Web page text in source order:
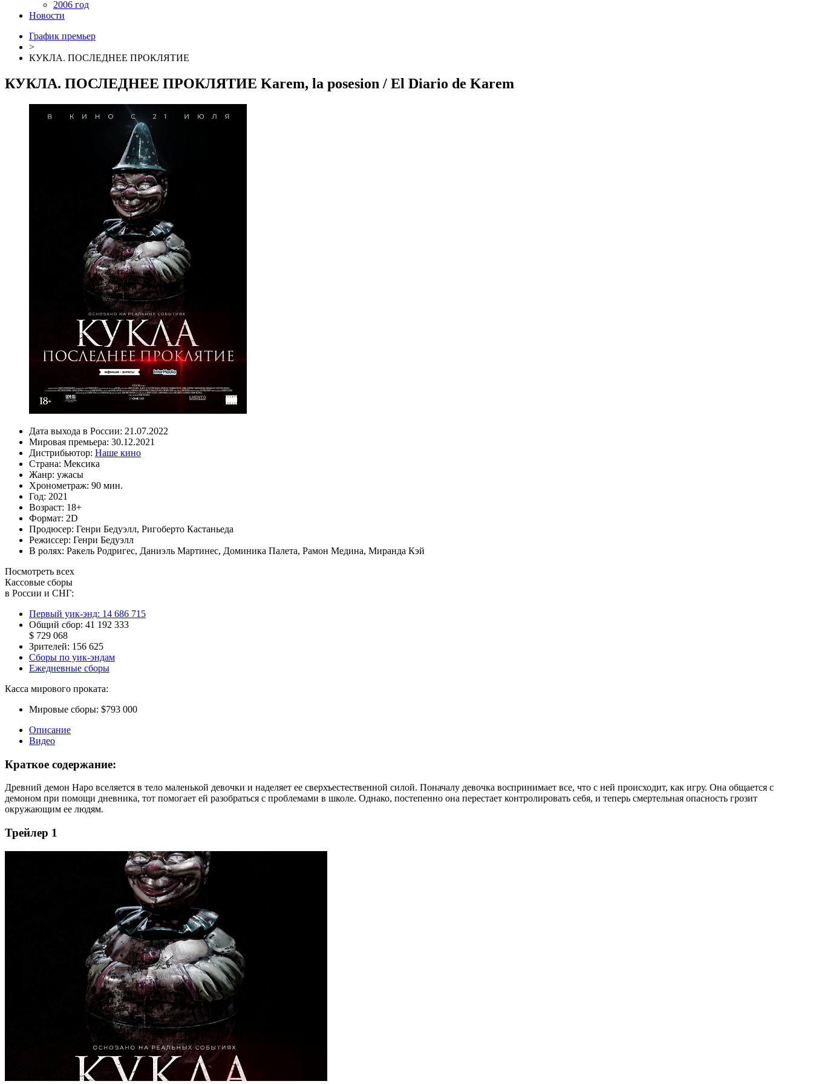
2006 год
Новости
График премьер
>
КУКЛА. ПОСЛЕДНЕЕ ПРОКЛЯТИЕ
КУКЛА. ПОСЛЕДНЕЕ ПРОКЛЯТИЕ Karem, la posesion / El Diario de Karem
Дата выхода в России: 21.07.2022
Мировая премьера: 30.12.2021
Дистрибьютор: Наше кино
Страна: Мексика
Жанр: ужасы
Хронометраж: 90 мин.
Год: 2021
Возраст: 18+
Формат: 2D
Продюсер: Генри Бедуэлл, Ригоберто Кастаньеда
Режиссер: Генри Бедуэлл
В ролях: Ракель Родригес, Даниэль Мартинес, Доминика Палета, Рамон Медина, Миранда Кэй
Посмотреть всех
Кассовые сборы
в России и СНГ:
Первый уик-энд: 14 686 715
Общий сбор: 41 192 333
$ 729 068
Зрителей: 156 625
Сборы по уик-эндам
Ежедневные сборы
Касса мирового проката:
Мировые сборы: $793 000
Описание
Видео
Краткое содержание:
Древний демон Наро вселяется в тело маленькой девочки и наделяет ее сверхъестественной силой. Поначалу девочка воспринимает все, что с ней происходит, как игру. Она общается с
демоном при помощи дневника, тот помогает ей разобраться с проблемами в школе. Однако, постепенно она перестает контролировать себя, и теперь смертельная опасность грозит
окружающим ее людям.
Трейлер 1